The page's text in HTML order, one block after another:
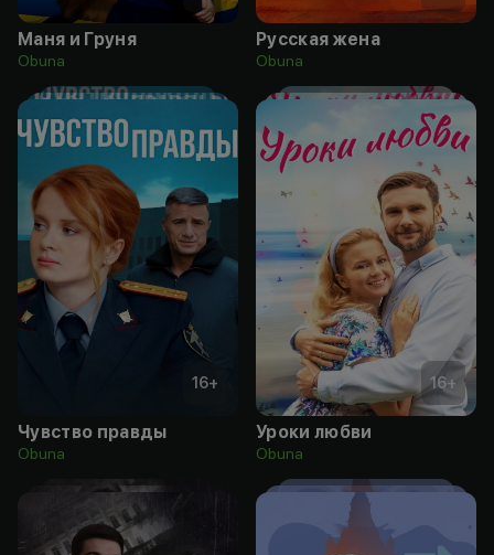
Маня и Груня
Obuna
Русская жена
Obuna
16+
Чувство правды
Obuna
16+
Уроки любви
Obuna